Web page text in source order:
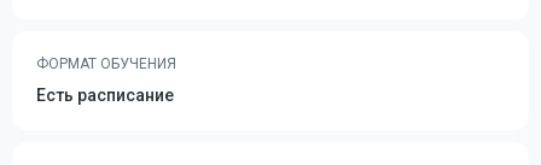
ФОРМАТ ОБУЧЕНИЯ
Есть расписание